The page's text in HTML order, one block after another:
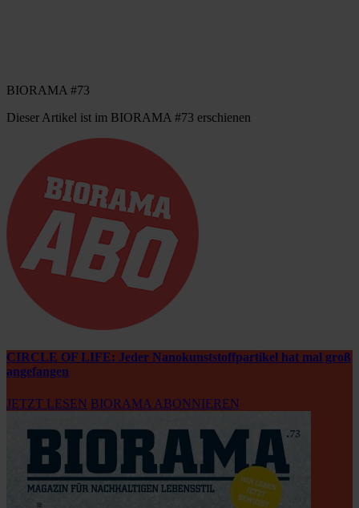
BIORAMA #73
Dieser Artikel ist im BIORAMA #73 erschienen
CIRCLE OF LIFE: Jeder Nanokunststoffpartikel hat mal groß
angefangen
JETZT LESEN BIORAMA ABONNIEREN